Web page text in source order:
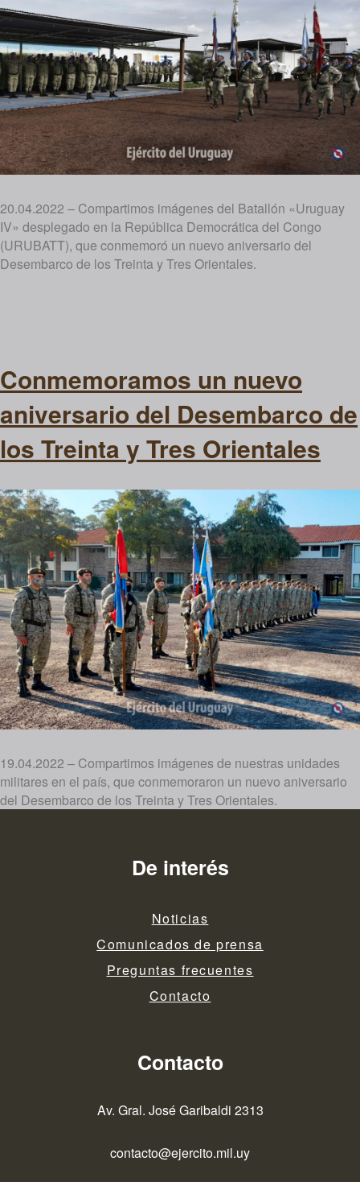
20.04.2022 – Compartimos imágenes del Batallón «Uruguay
IV» desplegado en la República Democrática del Congo
(URUBATT), que conmemoró un nuevo aniversario del
Desembarco de los Treinta y Tres Orientales.
Conmemoramos un nuevo
aniversario del Desembarco de
los Treinta y Tres Orientales
19.04.2022 – Compartimos imágenes de nuestras unidades
militares en el país, que conmemoraron un nuevo aniversario
del Desembarco de los Treinta y Tres Orientales.
De interés
Noticias
Comunicados de prensa
Preguntas frecuentes
Contacto
Contacto
Av. Gral. José Garibaldi 2313
contacto@ejercito.mil.uy